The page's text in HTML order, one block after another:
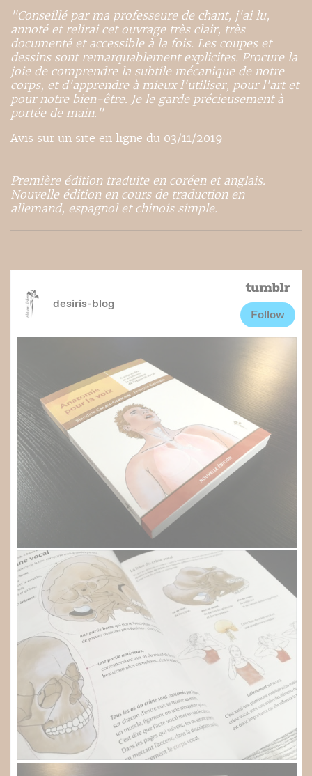
"Conseillé par ma professeure de chant, j'ai lu,
annoté et relirai cet ouvrage très clair, très
documenté et accessible à la fois. Les coupes et
dessins sont remarquablement explicites. Procure la
joie de comprendre la subtile mécanique de notre
corps, et d'apprendre à mieux l'utiliser, pour l'art et
pour notre bien-être. Je le garde précieusement à
portée de main."
Avis sur un site en ligne du 03/11/2019
Première édition traduite en coréen et anglais.
Nouvelle édition en cours de traduction en
allemand, espagnol et chinois simple.